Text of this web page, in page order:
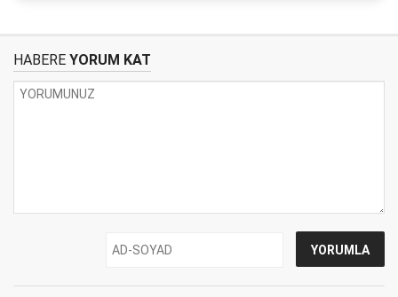
HABERE YORUM KAT